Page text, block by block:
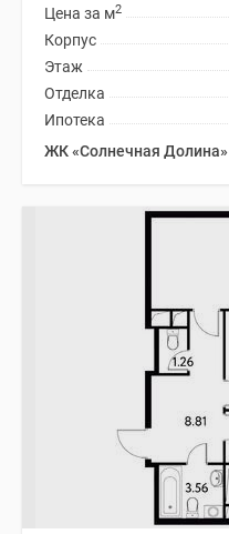
Цена за м2
Корпус
Этаж
Отделка
Ипотека
ЖК «Солнечная Долина»